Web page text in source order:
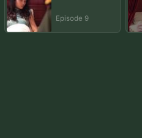
Episode 9